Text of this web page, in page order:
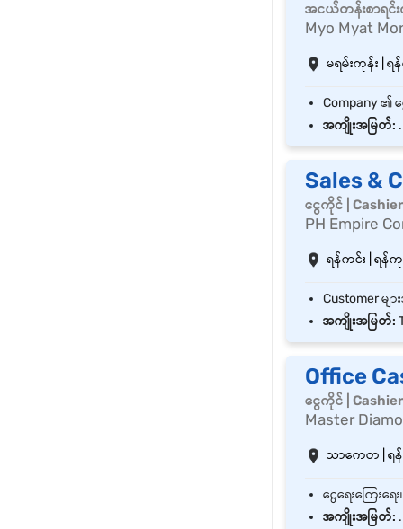
အငယ်တန်းစာရင်း
Myo Myat
မရမ်းကုန်း |
အကျိုးအမြတ်: .
Sales &
ငွေကိုင် | Cashier
PH Empire
ရန်ကင်း | ရန်
အကျိုးအမြတ်:
Office
ငွေကိုင် | Cashier
Master
သာကေတ | ရ
အကျိုးအမြတ်: .